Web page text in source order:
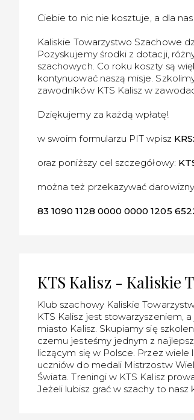
Ciebie to nic nie kosztuje, a dla
Kaliskie Towarzystwo Szachowe
Pozyskujemy środki z dotacji,
szachowych. Co roku koszty są
kontynuować naszą misje.
zawodników KTS Kalisz w
Dziękujemy za każdą wpłatę!
w swoim formularzu PIT wpisz
oraz poniższy cel szczegółowy:
można też przekazywać
83 1090 1128 0000 0000 1205
KTS Kalisz - Kaliskie
Klub szachowy Kaliskie
KTS Kalisz jest stowarzyszeniem,
miasto Kalisz. Skupiamy się
czemu jesteśmy jednym z
liczącym się w Polsce. Przez
uczniów do medali Mistrzostw
Świata. Treningi w KTS Kalisz
Jeżeli lubisz grać w szachy to